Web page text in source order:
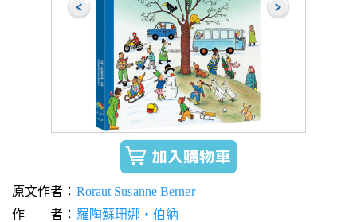
原文作者： Roraut Susanne Berner
作 者： 羅陶蘇珊娜‧伯納